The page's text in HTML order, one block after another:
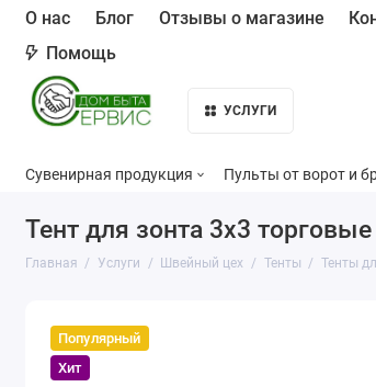
О нас Блог Отзывы о магазине
Помощь
УСЛУГИ
Сувенирная продукция Пульты от ворот и
Тент для зонта 3х3
Главная Услуги Швейный цех Тенты Тенты
Популярный
Хит